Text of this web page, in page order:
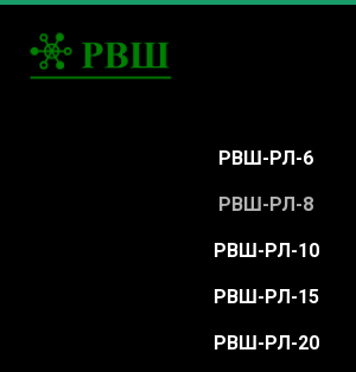
РВШ-РЛ-6
РВШ-РЛ-8
РВШ-РЛ-10
РВШ-РЛ-15
РВШ-РЛ-20